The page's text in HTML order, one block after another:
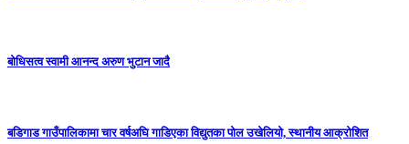
बोधिसत्व स्वामी आनन्द अरुण भुटान जादै
बडिगाड गाउँपालिकामा चार वर्षअघि गाडिएका विद्युतका पोल उखेलियो, स्थानीय आक्रोशित